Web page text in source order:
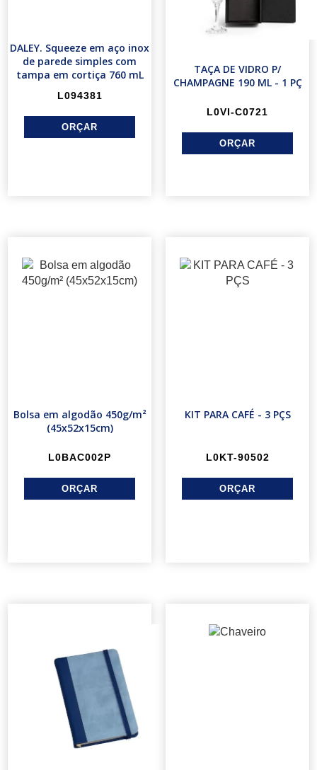
DALEY. Squeeze em aço inox
de parede simples com
tampa em cortiça 760 mL
L094381
TAÇA DE VIDRO P/
CHAMPAGNE 190 ML - 1 PÇ
L0VI-C0721
Bolsa em algodão 450g/m²
(45x52x15cm)
L0BAC002P
KIT PARA CAFÉ - 3 PÇS
L0KT-90502